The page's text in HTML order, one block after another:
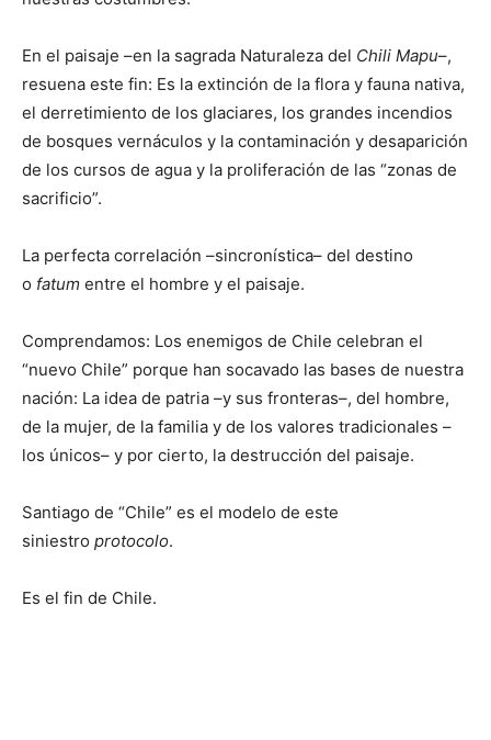
En el paisaje –en la sagrada Naturaleza del Chili Mapu–,
resuena este fin: Es la extinción de la flora y fauna nativa,
el derretimiento de los glaciares, los grandes incendios
de bosques vernáculos y la contaminación y desaparición
de los cursos de agua y la proliferación de las “zonas de
sacrificio”.
La perfecta correlación –sincronística– del destino
o fatum entre el hombre y el paisaje.
Comprendamos: Los enemigos de Chile celebran el
“nuevo Chile” porque han socavado las bases de nuestra
nación: La idea de patria –y sus fronteras–, del hombre,
de la mujer, de la familia y de los valores tradicionales –
los únicos– y por cierto, la destrucción del paisaje.
Santiago de “Chile” es el modelo de este
siniestro protocolo.
Es el fin de Chile.